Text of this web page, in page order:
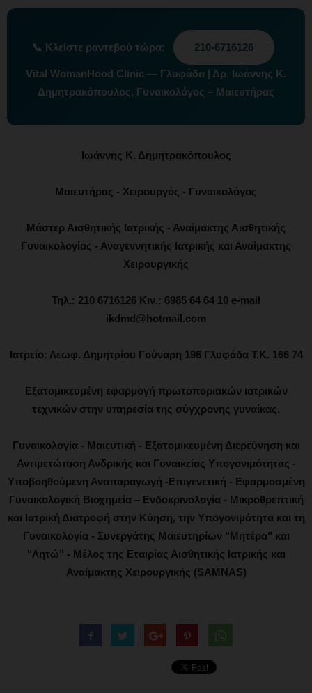
📞 Κλείστε ραντεβού τώρα: 210-6716126
Vital WomanHood Clinic — Γλυφάδα | Δρ. Ιωάννης Κ.
Δημητρακόπουλος, Γυναικολόγος – Μαιευτήρας
Ιωάννης Κ. Δημητρακόπουλος
Μαιευτήρας - Χειρουργός - Γυναικολόγος
Μάστερ Αισθητικής Ιατρικής - Αναίμακτης Αισθητικής
Γυναικολογίας - Αναγεννητικής Ιατρικής και Αναίμακτης
Χειρουργικής
Τηλ.: 210 6716126 Κιν.: 6985 64 64 10 e-mail
ikdmd@hotmail.com
Ιατρείο: Λεωφ. Δημητρίου Γούναρη 196 Γλυφάδα Τ.Κ. 166 74
Εξατομικευμένη εφαρμογή πρωτοποριακών ιατρικών
τεχνικών στην υπηρεσία της σύγχρονης γυναίκας.
Γυναικολογία - Μαιευτική - Εξατομικευμένη Διερεύνηση και
Αντιμετώπιση Ανδρικής και Γυναικείας Υπογονιμότητας -
Υποβοηθούμενη Αναπαραγωγή -Επιγενετική - Εφαρμοσμένη
Γυναικολογική Βιοχημεία – Ενδοκρινολογία - Μικροθρεπτική
και Ιατρική Διατροφή στην Κύηση, την Υπογονιμότητα και τη
Γυναικολογία - Συνεργάτης Μαιευτηρίων "Μητέρα" και
"Λητώ" - Μέλος της Εταιρίας Αισθητικής Ιατρικής και
Αναίμακτης Χειρουργικής (SAMNAS)